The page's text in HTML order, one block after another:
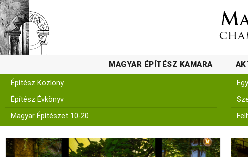
MAGYAR ÉPÍTÉSZ KAMARA
Építész Közlöny
Építész Évkönyv
Magyar Építészet 10-20